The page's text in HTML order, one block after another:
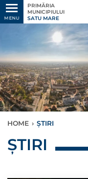
MENU
PRIMĂRIA
MUNICIPIULUI
SATU MARE
HOME › ȘTIRI
ȘTIRI